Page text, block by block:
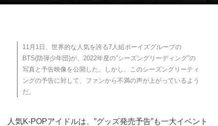
11月1日、世界的な人気を誇る7人組ボーイズグループの
BTS(防弾少年団)が、2022年度の”シーズングリーディング”の
写真と予告映像を公開した。しかし、このシーズングリーティ
ングの予告に対して、ファンから不満の声が上がっているよう
だ。
人気K-POPアイドルは、”グッズ発売予告”も一大イベント